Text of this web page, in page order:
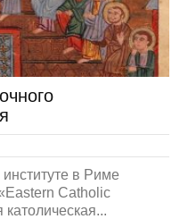
в Риме
Catholic